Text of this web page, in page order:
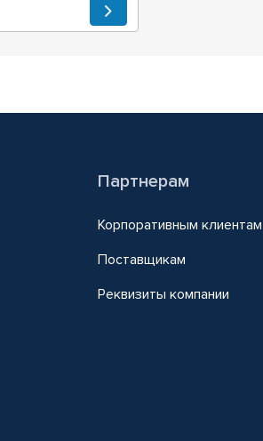
Партнерам
Корпоративным клиентам
Поставщикам
Реквизиты компании